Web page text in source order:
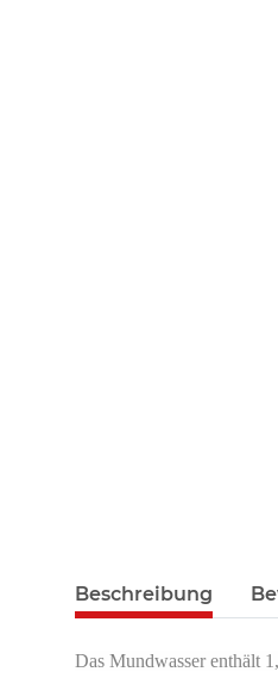
Beschreibung
Das Mundwasser enthält